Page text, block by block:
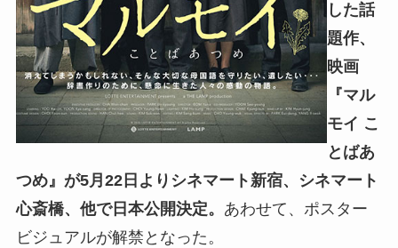
した話
題作、
映画
『マル
モイ こ
とばあ
つめ』が5月22日よりシネマート新宿、シネマート
心斎橋、他で日本公開決定。 あわせて、ポスター
ビジュアルが解禁となった。